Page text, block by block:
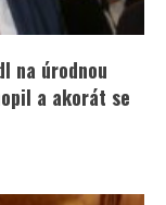
na úrodnou
a akorát se